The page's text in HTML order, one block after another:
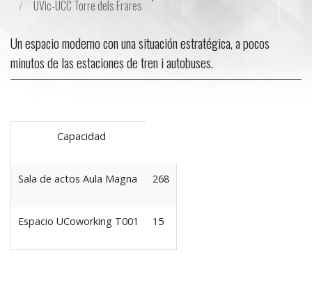
UVic-UCC Torre dels Frares
Un espacio moderno con una situación estratégica, a pocos
minutos de las estaciones de tren i autobuses.
Capacidad
Sala de actos Aula Magna 268
Espacio UCoworking T001 15